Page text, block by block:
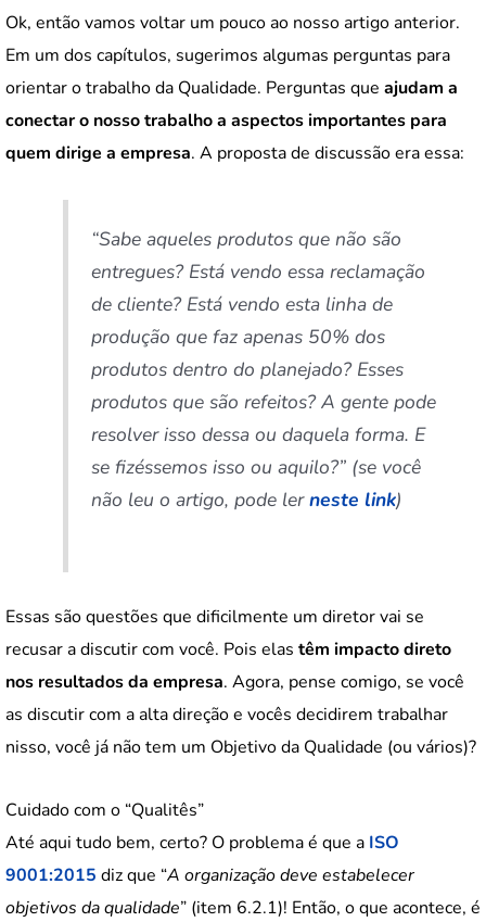
Ok, então vamos voltar um pouco ao nosso artigo anterior.
Em um dos capítulos, sugerimos algumas perguntas para
orientar o trabalho da Qualidade. Perguntas que ajudam a
conectar o nosso trabalho a aspectos importantes para
quem dirige a empresa. A proposta de discussão era essa:
“Sabe aqueles produtos que não são
entregues? Está vendo essa reclamação
de cliente? Está vendo esta linha de
produção que faz apenas 50% dos
produtos dentro do planejado? Esses
produtos que são refeitos? A gente pode
resolver isso dessa ou daquela forma. E
se fizéssemos isso ou aquilo?” (se você
não leu o artigo, pode lerneste link)
Essas são questões que dificilmente um diretor vai se
recusar a discutir com você. Pois elas têm impacto direto
nos resultados da empresa. Agora, pense comigo, se você
as discutir com a alta direção e vocês decidirem trabalhar
nisso, você já não tem um Objetivo da Qualidade (ou vários)?
Cuidado com o “Qualitês”
Até aqui tudo bem, certo? O problema é que a ISO
9001:2015 diz que “A organização deve estabelecer
objetivos da qualidade” (item 6.2.1)! Então, o que acontece, é